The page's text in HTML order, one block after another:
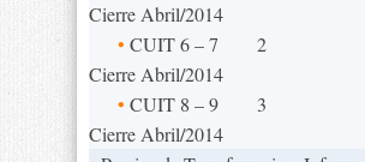
Cierre Abril/2014
• CUIT 6 – 7
Cierre Abril/2014
2
• CUIT 8 – 9
Cierre Abril/2014
3